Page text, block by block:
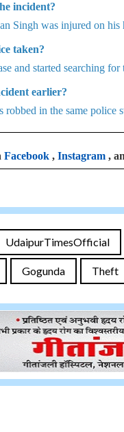
incident?
Singh was injured on
taken?
and started searching for
earlier?
robbed in the same police
Facebook , Instagram ,
UdaipurTimesOfficial
Gogunda Theft